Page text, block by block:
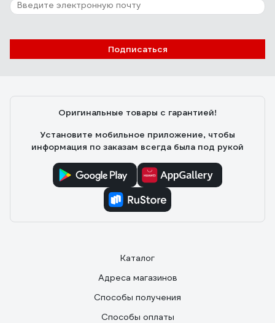
Подписаться
Оригинальные товары с гарантией!
Установите мобильное приложение, чтобы
информация по заказам всегда была под рукой
Каталог
Адреса магазинов
Способы получения
Способы оплаты